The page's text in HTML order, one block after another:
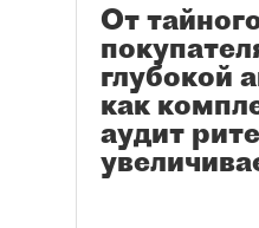
От
глубокой
как
аудит